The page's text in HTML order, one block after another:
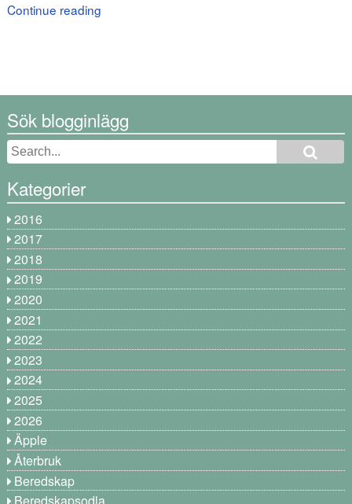
Continue reading
Sök blogginlägg
Kategorier
2016
2017
2018
2019
2020
2021
2022
2023
2024
2025
2026
Äpple
Återbruk
Beredskap